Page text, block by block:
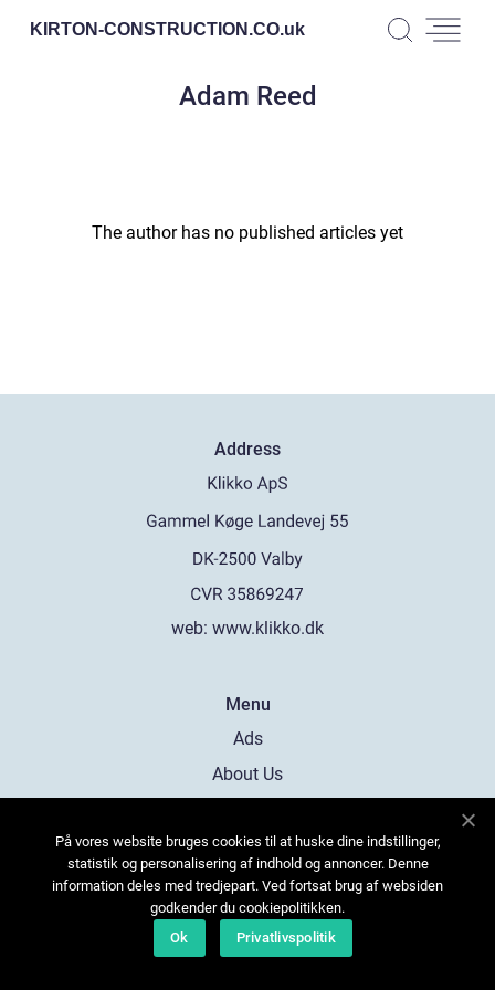
KIRTON-CONSTRUCTION.CO.uk
Adam Reed
The author has no published articles yet
Address
web: www.klikko.dk
Menu
Ads
About Us
Contact
Sitemap
På vores website bruges cookies til at huske dine indstillinger,
statistik og personalisering af indhold og annoncer. Denne
information deles med tredjepart. Ved fortsat brug af websiden
godkender du cookiepolitikken.
Ok
Privatlivspolitik